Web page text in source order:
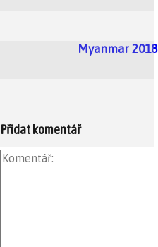
Myanmar 2018
Přidat komentář